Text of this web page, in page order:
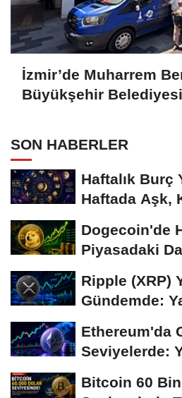
İzmir’de Muharrem
Büyükşehir
SON HABERLER
Haftalık Burç
Haftada Aşk,
Dogecoin'de
Piyasadaki
Ripple (XRP)
Gündemde:
Ethereum'da
Seviyelerde:
Bitcoin 60